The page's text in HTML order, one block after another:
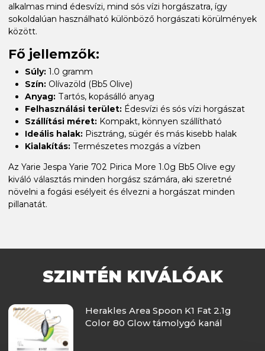
alkalmas mind édesvízi, mind sós vízi horgászatra, így
sokoldalúan használható különböző horgászati körülmények
között.
Fő jellemzők:
Súly: 1.0 gramm
Szín: Olívazöld (Bb5 Olive)
Anyag: Tartós, kopásálló anyag
Felhasználási terület: Édesvízi és sós vízi horgászat
Szállítási méret: Kompakt, könnyen szállítható
Ideális halak: Pisztráng, sügér és más kisebb halak
Kialakítás: Természetes mozgás a vízben
Az Yarie Jespa Yarie 702 Pirica More 1.0g Bb5 Olive egy
kiváló választás minden horgász számára, aki szeretné
növelni a fogási esélyeit és élvezni a horgászat minden
pillanatát.
SZINTÉN KIVÁLÓAK
Herakles Area Spoon K1 Fat 2.1g
Color 80 Glow támolygó kanál